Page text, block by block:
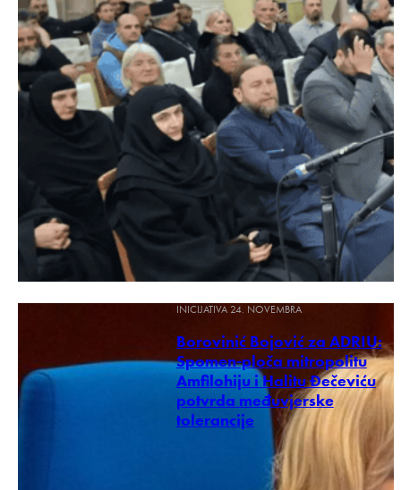
INICIJATIVA 24. NOVEMBRA
Borovinić Bojović za ADRIU:
Spomen-ploča mitropolitu
Amfilohiju i Halitu Đečeviću
potvrda međuvjerske
tolerancije